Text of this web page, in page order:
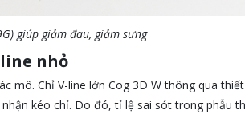
giúp giảm đau, giảm sưng
nhỏ
mô. Chỉ V-line lớn Cog 3D W thông qua
kéo chỉ. Do đó, tỉ lệ sai sót trong phẫu